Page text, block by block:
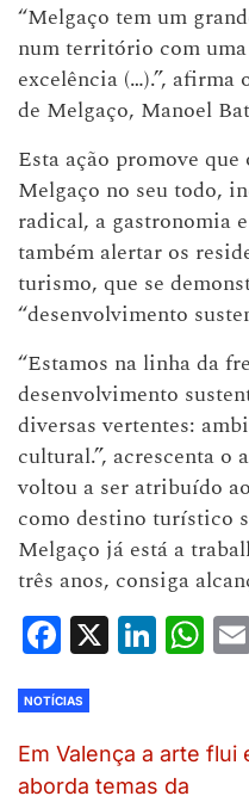
“Melgaço tem um
num território com
excelência (…).”,
de Melgaço, Manoel
Esta ação promove
Melgaço no seu todo,
radical, a gastronomia
também alertar os
turismo, que se
“desenvolvimento
“Estamos na linha da
desenvolvimento
diversas vertentes:
cultural.”, acrescenta o
voltou a ser atribuído
como destino turístico
Melgaço já está a
três anos, consiga
Facebook
X
NOTÍCIAS
Em Valença a arte flui
aborda temas da